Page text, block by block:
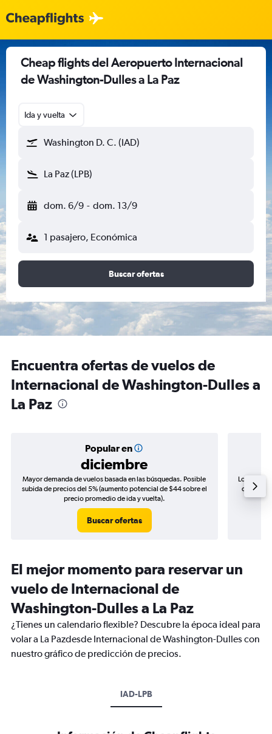
Cheap flights del Aeropuerto Internacional
de Washington-Dulles a La Paz
Ida y vuelta
Washington D. C. (IAD)
La Paz (LPB)
dom. 6/9 - dom. 13/9
1 pasajero, Económica
Buscar ofertas
Encuentra ofertas de vuelos de
Internacional de Washington-Dulles a
La Paz
Popular en
diciembre
Mayor demanda de vuelos basada en las búsquedas. Posible
subida de precios del 5% (aumento potencial de $44 sobre el
precio promedio de ida y vuelta).
Buscar ofertas
Los
de
El mejor momento para reservar un
vuelo de Internacional de
Washington-Dulles a La Paz
¿Tienes un calendario flexible? Descubre la época ideal para
volar a La Pazdesde Internacional de Washington-Dulles con
nuestro gráfico de predicción de precios.
IAD-LPB